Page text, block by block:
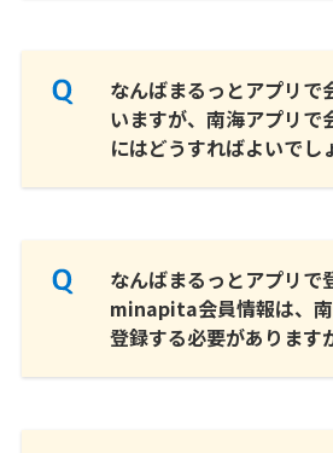
なんばまるっとアプリで
いますが、南海アプリで
にはどうすればよいでし
なんばまるっとアプリで
minapita会員情報は、
登録する必要があります